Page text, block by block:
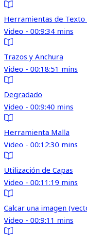
Herramientas de Texto
Video - 00:9:34 mins
Trazos y Anchura
Video - 00:18:51 mins
Degradado
Video - 00:9:40 mins
Herramienta Malla
Video - 00:12:30 mins
Utilización de Capas
Video - 00:11:19 mins
Calcar una imagen
Video - 00:9:11 mins